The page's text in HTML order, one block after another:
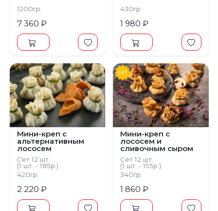
1200гр.
7 360 ₽
430гр.
1 980 ₽
Мини-креп с
альтернативным
лососем
Сет 12 шт.
(1 шт. - 185р.)
420гр.
2 220 ₽
Мини-креп с
лососем и
сливочным сыром
Сет 12 шт.
(1 шт. - 155р.)
340гр.
1 860 ₽